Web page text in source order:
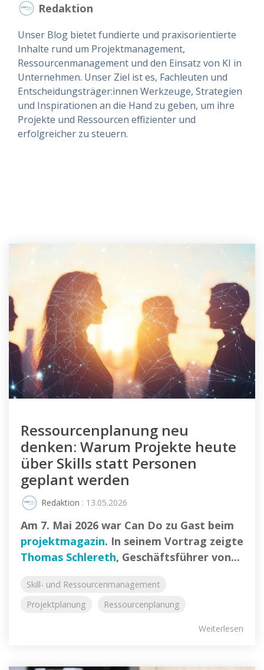
Redaktion
Unser Blog bietet fundierte und praxisorientierte
Inhalte rund um Projektmanagement,
Ressourcenmanagement und den Einsatz von KI in
Unternehmen. Unser Ziel ist es, Fachleuten und
Entscheidungsträger:innen Werkzeuge, Strategien
und Inspirationen an die Hand zu geben, um ihre
Projekte und Ressourcen effizienter und
erfolgreicher zu steuern.
Ressourcenplanung neu
denken: Warum Projekte heute
über Skills statt Personen
geplant werden
Redaktion : 13.05.2026
Am 7. Mai 2026 war Can Do zu Gast beim
projektmagazin. In seinem Vortrag zeigte
Thomas Schlereth, Geschäftsführer von...
Skill- und Ressourcenmanagement
Projektplanung
Ressourcenplanung
Weiterlesen